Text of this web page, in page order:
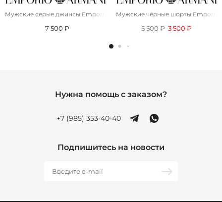
Мужские серые джинсы Emporio Armani
7 500 ₽
Мужские чёрные шорты Emporio
5 500 ₽ 3 500 ₽
Нужна помощь с заказом?
+7 (985) 353-40-40
Подпишитесь на новости